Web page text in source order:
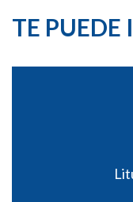
TE PUEDE